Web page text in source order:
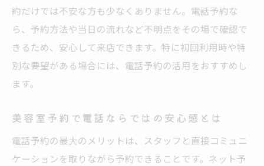
約だけでは不安な方も少なくありません。電話予約な
ら、予約方法や当日の流れなど不明点をその場で確認で
きるため、安心して来店できます。特に初回利用時や特
別な要望がある場合には、電話予約の活用をおすすめし
ます。
美容室予約で電話ならではの安心感とは
電話予約の最大のメリットは、スタッフと直接コミュニ
ケーションを取りながら予約できることです。ネット予